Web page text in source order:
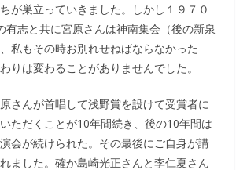
が巣立っていきました。しかし１９７０
有志と共に宮原さんは神南集会（後の新泉
私もその時お別れせねばならなかった
りは変わることがありませんでした。
さんが首唱して浅野賞を設けて受賞者に
ただくことが10年間続き、後の10年間は
会が続けられた。その最後にご自身が講
ました。確か島崎光正さんと李仁夏さん